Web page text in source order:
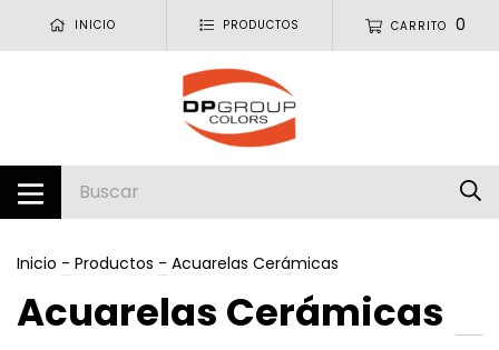
INICIO PRODUCTOS CARRITO 0
Inicio - Productos - Acuarelas Cerámicas
Acuarelas Cerámicas